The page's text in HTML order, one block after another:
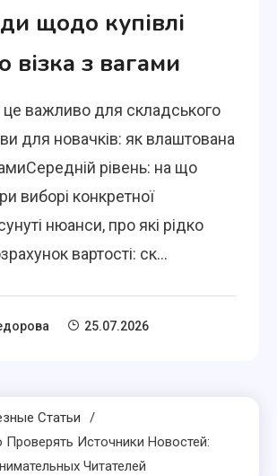
щодо купівлі
візка з вагами
важливо для складського
для новачків: як влаштована
рівень: на що
виборі конкретної
нюанси, про які рідко
вартості: ск...
25.07.2026
Статьи
Источники Новостей:
Читателей